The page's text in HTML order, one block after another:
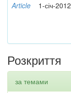
Article 1-січ-2012
Розкриття
за темами